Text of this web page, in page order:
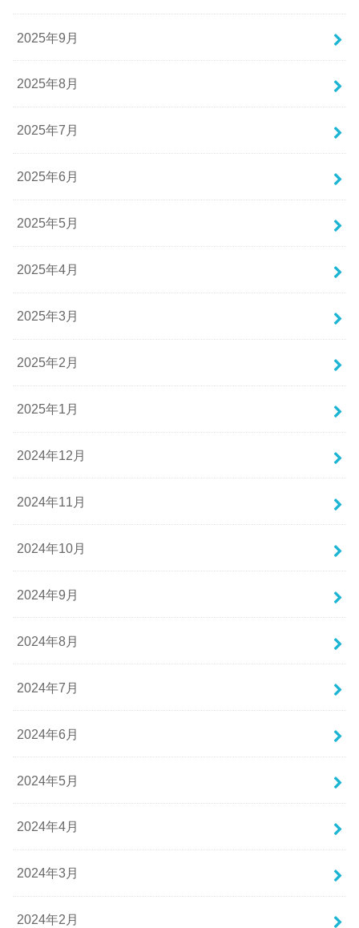
2025年9月
2025年8月
2025年7月
2025年6月
2025年5月
2025年4月
2025年3月
2025年2月
2025年1月
2024年12月
2024年11月
2024年10月
2024年9月
2024年8月
2024年7月
2024年6月
2024年5月
2024年4月
2024年3月
2024年2月